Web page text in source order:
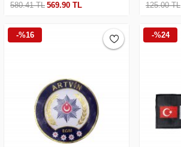
580.41TL 569.90 TL 125.00TL
-%16 -%24